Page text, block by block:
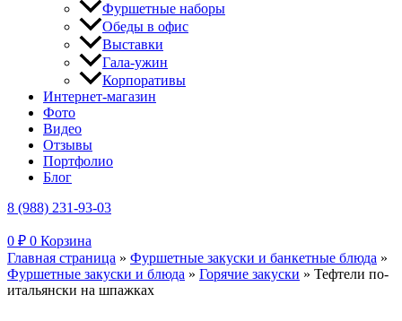
Фуршетные наборы
Обеды в офис
Выставки
Гала-ужин
Корпоративы
Интернет-магазин
Фото
Видео
Отзывы
Портфолио
Блог
8 (988) 231-93-03
0 ₽ 0 Корзина
Главная страница » Фуршетные закуски и банкетные блюда »
Фуршетные закуски и блюда » Горячие закуски » Тефтели по-
итальянски на шпажках